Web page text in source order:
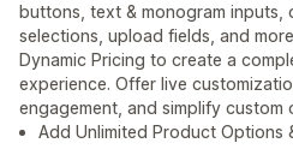
buttons, text & monogram inputs,
selections, upload fields, and
Dynamic Pricing to create a
experience. Offer live
engagement, and simplify custom
Add Unlimited Product Options